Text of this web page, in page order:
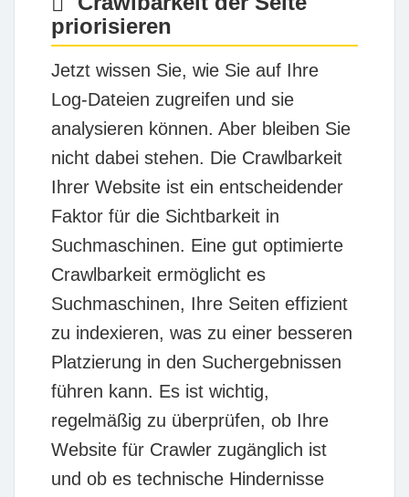
priorisieren
Jetzt wissen Sie, wie Sie auf Ihre
Log-Dateien zugreifen und sie
analysieren können. Aber bleiben Sie
nicht dabei stehen. Die Crawlbarkeit
Ihrer Website ist ein entscheidender
Faktor für die Sichtbarkeit in
Suchmaschinen. Eine gut optimierte
Crawlbarkeit ermöglicht es
Suchmaschinen, Ihre Seiten effizient
zu indexieren, was zu einer besseren
Platzierung in den Suchergebnissen
führen kann. Es ist wichtig,
regelmäßig zu überprüfen, ob Ihre
Website für Crawler zugänglich ist
und ob es technische Hindernisse